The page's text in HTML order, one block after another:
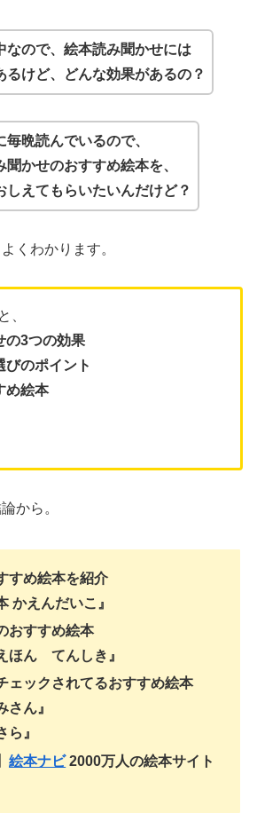
なので、絵本読み聞かせには
るけど、どんな効果があるの？
毎晩読んでいるので、
聞かせのおすすめ絵本を、
しえてもらいたいんだけど？
くわかります。
、
の3つの効果
びのポイント
め絵本
から。
すめ絵本を紹介
かえんだいこ』
おすすめ絵本
ほん てんしき』
ェックされてるおすすめ絵本
ん』
』
絵本ナビ2000万人の絵本サイト